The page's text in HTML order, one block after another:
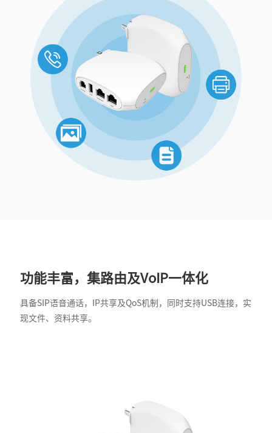
功能丰富，集路由及VoIP一体化
具备SIP语音通话，IP共享及QoS机制，同时支持USB连接，实
现文件、资料共享。